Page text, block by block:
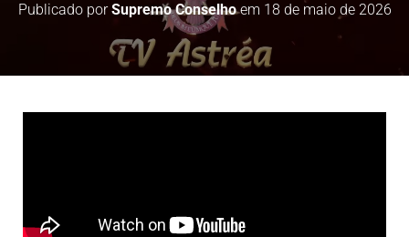
Publicado porSupremo Conselhoem 18 de maio de 2026